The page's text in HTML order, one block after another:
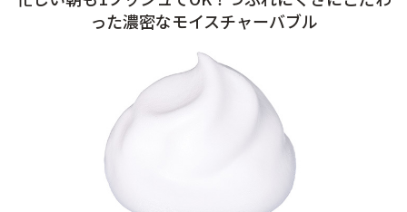
クーポン＆ポイント
アウトレット商品
った濃密なモイスチャーバブル